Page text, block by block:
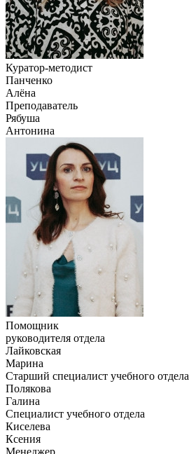
Куратор-методист
Панченко
Алёна
Преподаватель
Рябуша
Антонина
Помощник
руководителя отдела
Лайковская
Марина
Старший специалист учебного отдела
Полякова
Галина
Специалист учебного отдела
Киселева
Ксения
Менеджер